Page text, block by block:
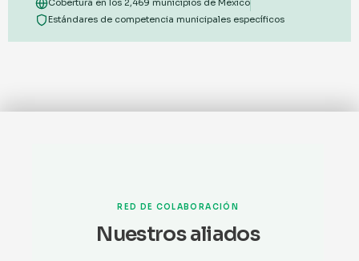
Cobertura en los 2,469 municipios de México
Estándares de competencia municipales específicos
RED DE COLABORACIÓN
Nuestros aliados